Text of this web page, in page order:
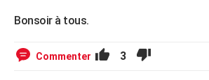
Bonsoir à tous.
Commenter 3